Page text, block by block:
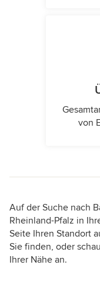
von
Auf der Suche nach
Rheinland-Pfalz in
Seite Ihren Standort
Sie finden, oder
Ihrer Nähe an.